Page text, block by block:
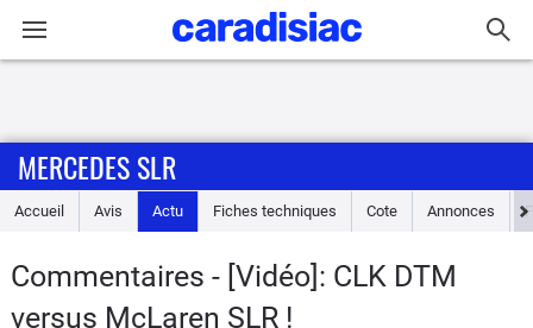
Accueil
Essais
MERCEDES SLR
Accueil Avis Actu Fiches techniques Cote Annonces
Commentaires - [Vidéo]: CLK DTM
versus McLaren SLR !